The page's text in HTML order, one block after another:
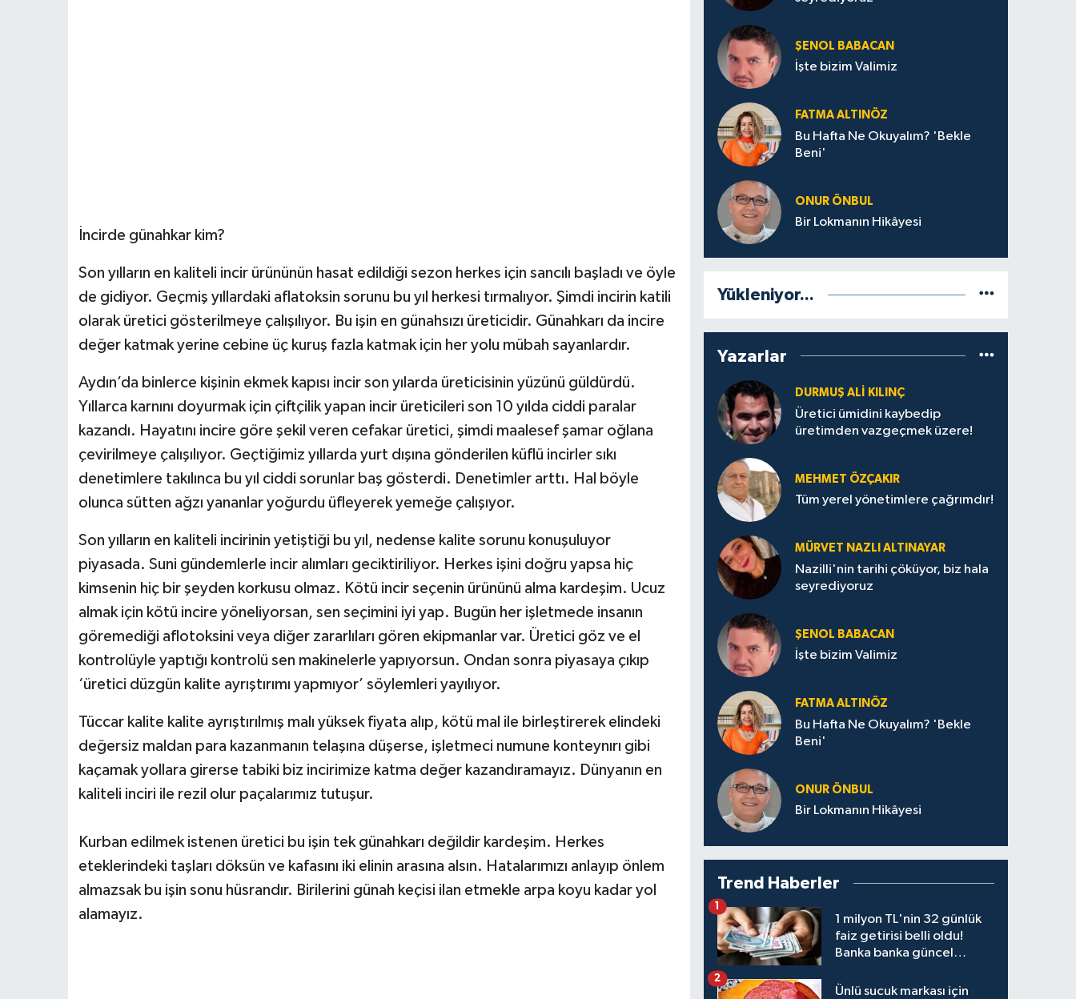
İncirde günahkar kim?
Son yılların en kaliteli incir ürününün hasat edildiği sezon herkes için sancılı başladı ve öyle
de gidiyor. Geçmiş yıllardaki aflatoksin sorunu bu yıl herkesi tırmalıyor. Şimdi incirin katili
olarak üretici gösterilmeye çalışılıyor. Bu işin en günahsızı üreticidir. Günahkarı da incire
değer katmak yerine cebine üç kuruş fazla katmak için her yolu mübah sayanlardır.
Aydın’da binlerce kişinin ekmek kapısı incir son yılarda üreticisinin yüzünü güldürdü.
Yıllarca karnını doyurmak için çiftçilik yapan incir üreticileri son 10 yılda ciddi paralar
kazandı. Hayatını incire göre şekil veren cefakar üretici, şimdi maalesef şamar oğlana
çevirilmeye çalışılıyor. Geçtiğimiz yıllarda yurt dışına gönderilen küflü incirler sıkı
denetimlere takılınca bu yıl ciddi sorunlar baş gösterdi. Denetimler arttı. Hal böyle
olunca sütten ağzı yananlar yoğurdu üfleyerek yemeğe çalışıyor.
Son yılların en kaliteli incirinin yetiştiği bu yıl, nedense kalite sorunu konuşuluyor
piyasada. Suni gündemlerle incir alımları geciktiriliyor. Herkes işini doğru yapsa hiç
kimsenin hiç bir şeyden korkusu olmaz. Kötü incir seçenin ürününü alma kardeşim. Ucuz
almak için kötü incire yöneliyorsan, sen seçimini iyi yap. Bugün her işletmede insanın
göremediği aflotoksini veya diğer zararlıları gören ekipmanlar var. Üretici göz ve el
kontrolüyle yaptığı kontrolü sen makinelerle yapıyorsun. Ondan sonra piyasaya çıkıp
‘üretici düzgün kalite ayrıştırımı yapmıyor’ söylemleri yayılıyor.
Tüccar kalite kalite ayrıştırılmış malı yüksek fiyata alıp, kötü mal ile birleştirerek elindeki
değersiz maldan para kazanmanın telaşına düşerse, işletmeci numune konteynırı gibi
kaçamak yollara girerse tabiki biz incirimize katma değer kazandıramayız. Dünyanın en
kaliteli inciri ile rezil olur paçalarımız tutuşur.
Kurban edilmek istenen üretici bu işin tek günahkarı değildir kardeşim. Herkes
eteklerindeki taşları döksün ve kafasını iki elinin arasına alsın. Hatalarımızı anlayıp önlem
almazsak bu işin sonu hüsrandır. Birilerini günah keçisi ilan etmekle arpa koyu kadar yol
alamayız.
ŞENOL BABACAN
İşte bizim Valimiz
FATMA ALTINÖZ
Bu Hafta Ne Okuyalım? 'Bekle
Beni'
ONUR ÖNBUL
Bir Lokmanın Hikâyesi
Yükleniyor...
Yazarlar
DURMUŞ ALI KILINÇ
Üretici ümidini kaybedip
üretimden vazgeçmek üzere!
MEHMET ÖZÇAKIR
Tüm yerel yönetimlere çağrımdır!
MÜRVET NAZLI ALTINAYAR
Nazilli'nin tarihi çöküyor, biz hala
seyrediyoruz
ŞENOL BABACAN
İşte bizim Valimiz
FATMA ALTINÖZ
Bu Hafta Ne Okuyalım? 'Bekle
Beni'
ONUR ÖNBUL
Bir Lokmanın Hikâyesi
Trend Haberler
1 milyon TL'nin 32 günlük
faiz getirisi belli oldu!
Banka banka güncel
1
Ünlü sucuk markası için
2